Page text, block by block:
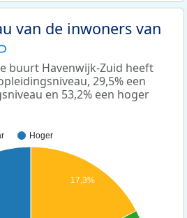
van de inwoners van
buurt Havenwijk-Zuid heeft
29,5% een
en 53,2% een hoger
Hoger
17,3%